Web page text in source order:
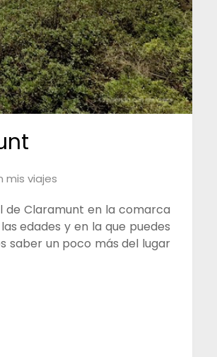
mis viajes
de Claramunt en la comarca
edades y en la que puedes
saber un poco más del lugar